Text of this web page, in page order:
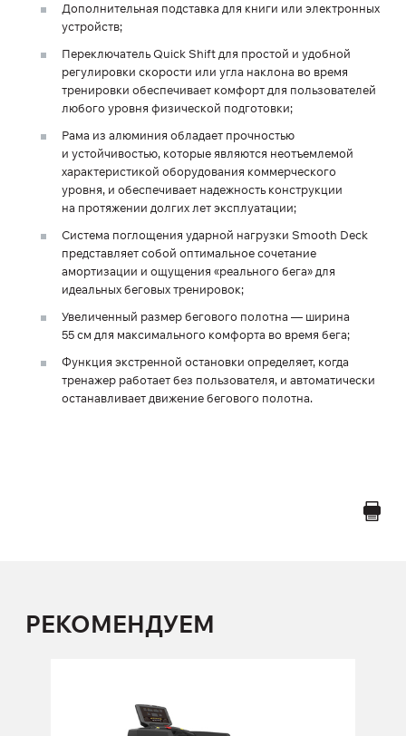
Дополнительная подставка для книги или электронных
устройств;
Переключатель Quick Shift для простой и удобной
регулировки скорости или угла наклона во время
тренировки обеспечивает комфорт для пользователей
любого уровня физической подготовки;
Рама из алюминия обладает прочностью
и устойчивостью, которые являются неотъемлемой
характеристикой оборудования коммерческого
уровня, и обеспечивает надежность конструкции
на протяжении долгих лет эксплуатации;
Система поглощения ударной нагрузки Smooth Deck
представляет собой оптимальное сочетание
амортизации и ощущения «реального бега» для
идеальных беговых тренировок;
Увеличенный размер бегового полотна — ширина
55 см для максимального комфорта во время бега;
Функция экстренной остановки определяет, когда
тренажер работает без пользователя, и автоматически
останавливает движение бегового полотна.
РЕКОМЕНДУЕМ